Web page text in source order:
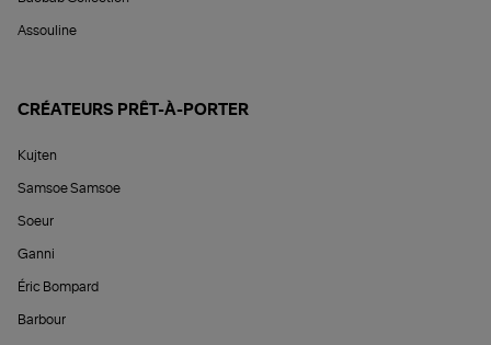
Assouline
CRÉATEURS PRÊT-À-PORTER
Kujten
Samsoe Samsoe
Soeur
Ganni
Éric Bompard
Barbour